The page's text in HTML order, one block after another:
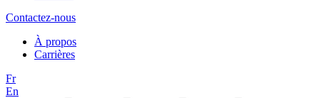
Contactez-nous
À propos
Carrières
Fr
En